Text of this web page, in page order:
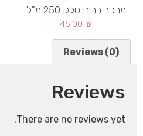
מרכך בריח טלק 250 מ"ל
45.00 ₪
Reviews (0)
Reviews
There are no reviews yet.